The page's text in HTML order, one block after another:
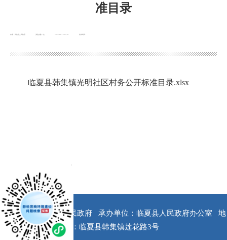
准目录
来源：韩集镇人民政府 浏览次数： 发布时间：
2022-11-15 17:01
临夏县韩集镇光明社区村务公开标准目录.xlsx
版权所有：临夏县人民政府 承办单位：临夏县人民政府办公室
地
址：临夏县韩集镇莲花路3号
x